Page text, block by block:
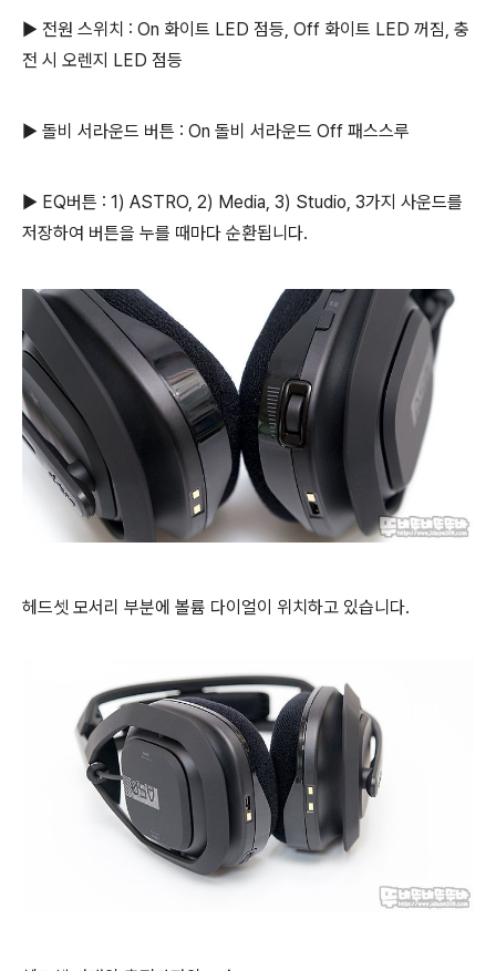
▶ 전원 스위치 : On 화이트 LED 점등, Off 화이트 LED 꺼짐, 충
전 시 오렌지 LED 점등
▶ 돌비 서라운드 버튼 : On 돌비 서라운드 Off 패스스루
▶ EQ버튼 : 1) ASTRO, 2) Media, 3) Studio, 3가지 사운드를
저장하여 버튼을 누를 때마다 순환됩니다.
헤드셋 모서리 부분에 볼륨 다이얼이 위치하고 있습니다.